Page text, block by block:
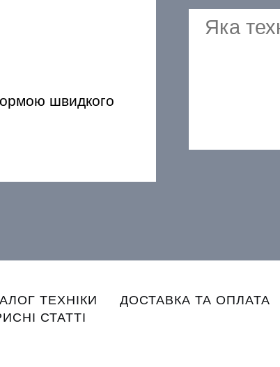
швидкого
ТЕХНІКИ ДОСТАВКА ТА ОПЛАТА
СТАТТІ